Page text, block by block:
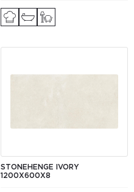
STONEHENGE IVORY
1200X600X8